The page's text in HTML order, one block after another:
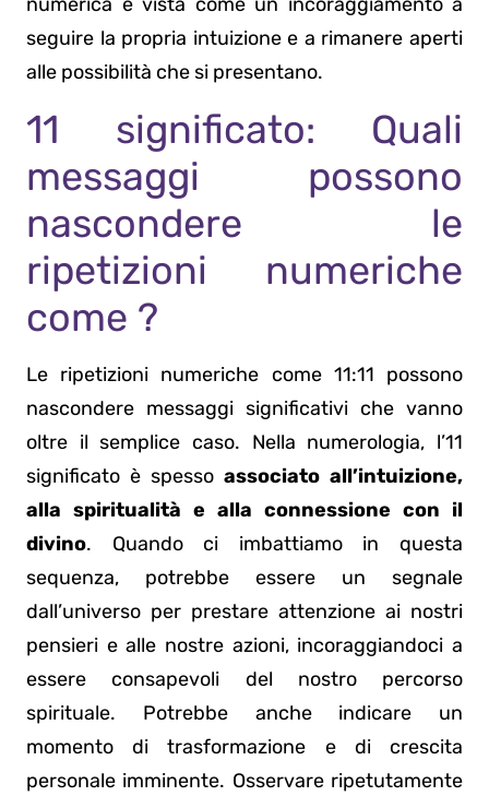
seguire la propria intuizione e a rimanere aperti
alle possibilità che si presentano.
11 significato: Quali
messaggi possono
nascondere le
ripetizioni numeriche
come ?
Le ripetizioni numeriche come 11:11 possono
nascondere messaggi significativi che vanno
oltre il semplice caso. Nella numerologia, l’11
significato è spesso associato all’intuizione,
alla spiritualità e alla connessione con il
divino. Quando ci imbattiamo in questa
sequenza, potrebbe essere un segnale
dall’universo per prestare attenzione ai nostri
pensieri e alle nostre azioni, incoraggiandoci a
essere consapevoli del nostro percorso
spirituale. Potrebbe anche indicare un
momento di trasformazione e di crescita
personale imminente. Osservare ripetutamente